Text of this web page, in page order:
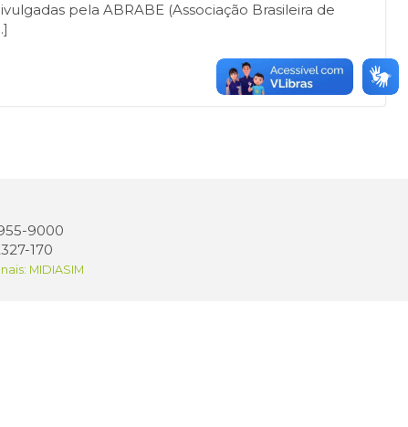
pela ABRABE (Associação Brasileira de
9000
170
MIDIASIM